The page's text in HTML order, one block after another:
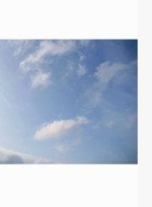
無料ダウンロード